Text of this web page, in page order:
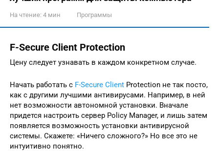
На чтение: 4 мин Программы
F-Secure Client Protection
Цену следует узнавать в каждом конкретном случае.
Начать работать с F-Secure Client Protection не так посто,
как с другими лучшими антивирусами. Например, в ней
нет возможности автономной установки. Вначале
придется настроить сервер Policy Manager, и лишь затем
появляется возможность установки антивирусной
системы. Скажете: «Ничего сложного?» Но все это не
интуитивно понятно.